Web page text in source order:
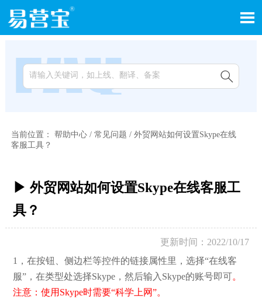


当前位置： 帮助中心/ 常见问题 / 外贸网站如何设置Skype在线
客服工具？
▶ 外贸网站如何设置Skype在线客服工
具？
更新时间：2022/10/17
1，在按钮、侧边栏等控件的链接属性里，选择“在线客
服”，在类型处选择Skype，然后输入Skype的账号即可。
注意：使用Skype时需要“科学上网”。